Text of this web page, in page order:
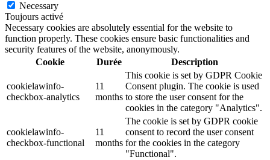
Necessary
Toujours activé
Necessary cookies are absolutely essential for the website to
function properly. These cookies ensure basic functionalities and
security features of the website, anonymously.
Cookie
Durée Description
cookielawinfo-
checkbox-analytics
11
months
This cookie is set by GDPR Cookie
Consent plugin. The cookie is used
to store the user consent for the
cookies in the category "Analytics".
cookielawinfo-
checkbox-functional
11
months
The cookie is set by GDPR cookie
consent to record the user consent
for the cookies in the category
"Functional".